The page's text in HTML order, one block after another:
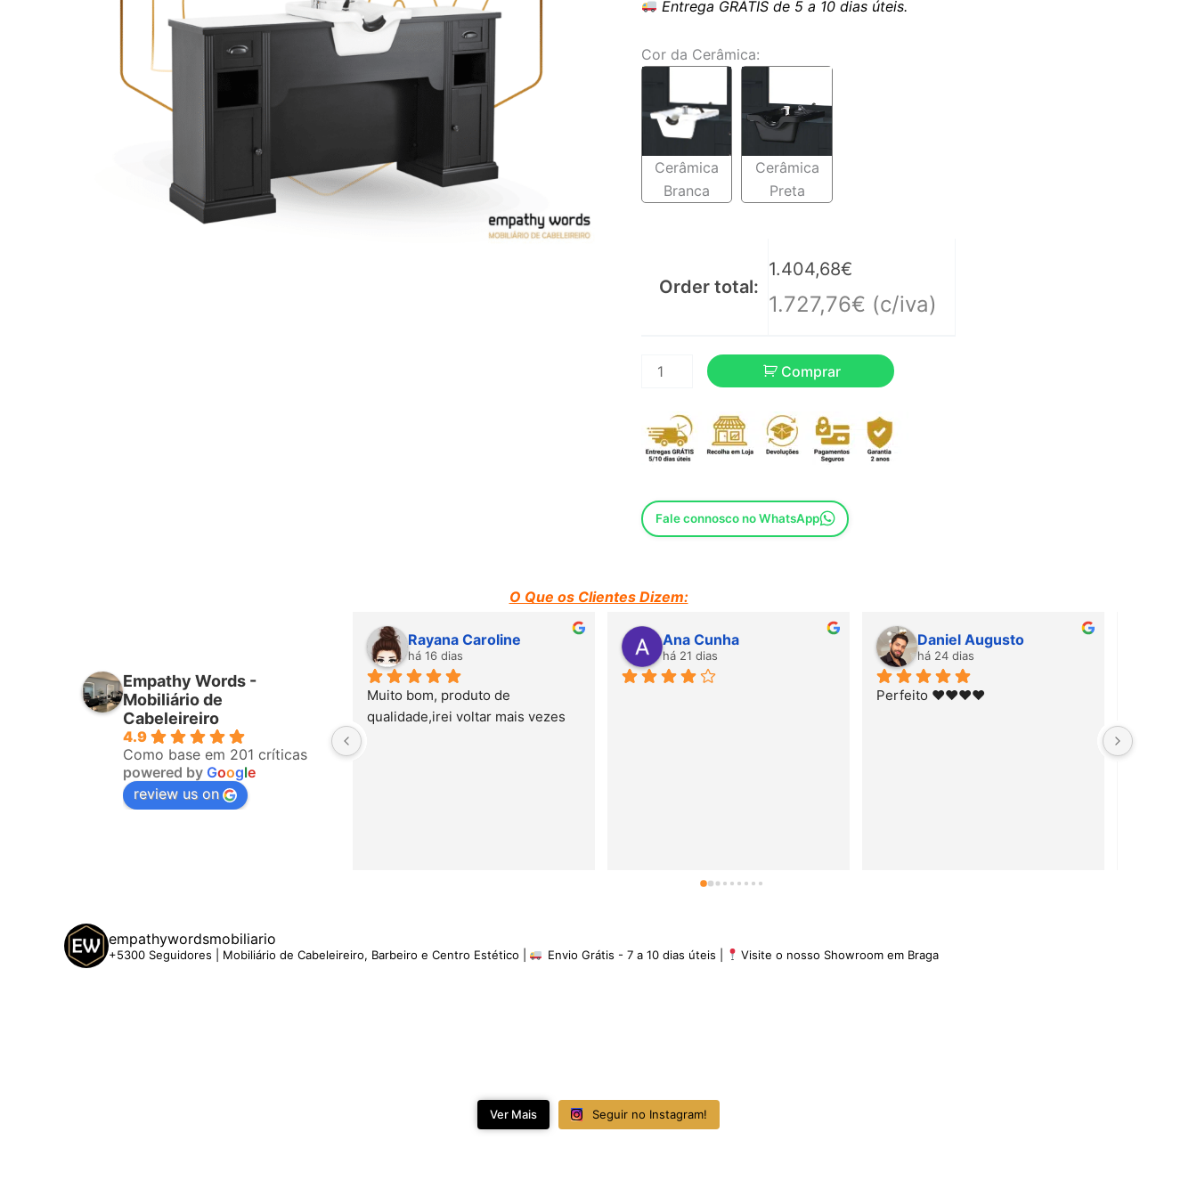
Entrega GRÁTIS de 5 a 10 dias úteis.
Cor da Cerâmica:
Cerâmica
Branca
Cerâmica
Preta
Order total:
1.404,68€
1.727,76€ (c/iva)
Comprar
Fale connosco no WhatsApp
O Que os Clientes Dizem:
Empathy Words -
Mobiliário de
Cabeleireiro
4.9
Como base em 201 críticas
powered by Google
review us on
Rayana Caroline
há 16 dias
Muito bom, produto de
qualidade,irei voltar mais vezes
Ana Cunha
há 21 dias
Daniel Augusto
há 24 dias
Perfeito ♥️♥️♥️♥️
empathywordsmobiliario
+5300 Seguidores | Mobiliário de Cabeleireiro, Barbeiro e Centro Estético | Envio Grátis - 7 a 10 dias úteis | Visite o nosso Showroom em Braga
Ver Mais Seguir no Instagram!